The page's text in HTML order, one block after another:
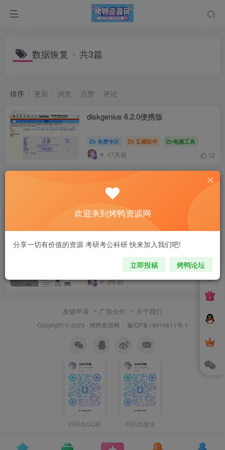
数据恢复 共3篇
排序 更新 浏览 点赞 评论
diskgenius 6.2.0便携版
免费专区 宝藏软件 电脑工具
17天前 12
Recovery v4.0 汉化版
2年前
易我数据恢复中文v16.2.0 绿化版 误删
宝藏软件 电脑工具
2年前 11
友链申请 广告合作 关于我们
Copyright © 2023 · 烤鸭资源网 · 豫ICP备19010611号-1
扫码加QQ群 扫码加微信
欢迎来到烤鸭资源网
分享一切有价值的资源 考研考公科研 快来加入我们吧!
立即投稿 烤鸭论坛